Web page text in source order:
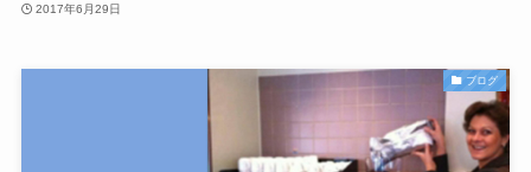
2017年6月29日
ブログ